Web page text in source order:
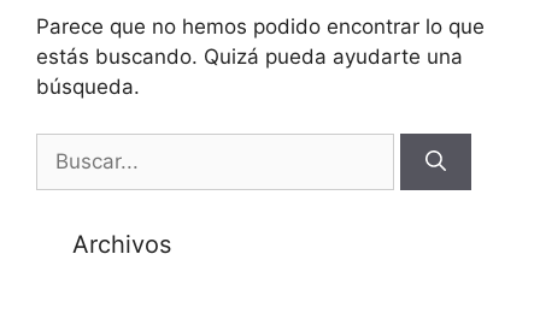
Parece que no hemos podido encontrar lo que
estás buscando. Quizá pueda ayudarte una
búsqueda.
Archivos